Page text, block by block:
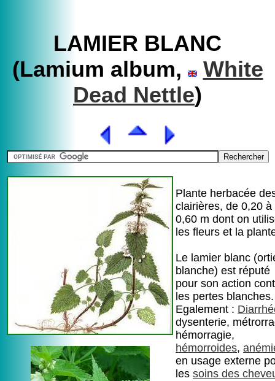
LAMIER BLANC
(Lamium album,
White
Dead Nettle)
Plante herbacée
clairières, de 0,20 à
0,60 m dont on
les fleurs et la
Le lamier blanc
blanche) est réputé
pour son action
les pertes blanches.
Egalement :
dysenterie,
hémorragie,
hémorroides,
en usage externe
les soins des